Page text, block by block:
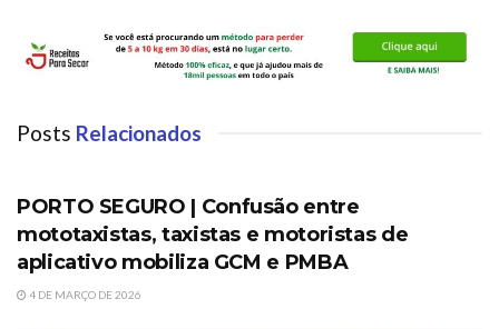
Posts Relacionados
PORTO SEGURO | Confusão entre
mototaxistas, taxistas e motoristas de
aplicativo mobiliza GCM e PMBA
4 DE MARÇO DE 2026